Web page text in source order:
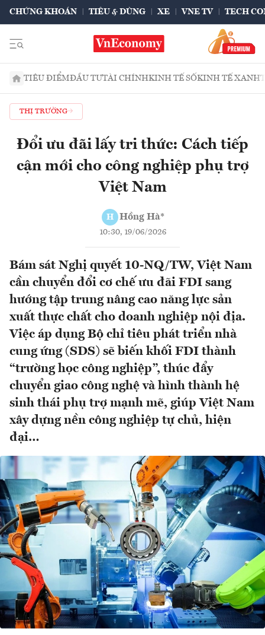
CHỨNG KHOÁN TIÊU & DÙNG XE VNE TV TECH
TIÊU ĐIỂMĐẦU TƯTÀI CHÍNHKINH TẾ SỐKINH TẾ XANH
THỊ TRƯỜNG
Đổi ưu đãi lấy tri thức: Cách tiếp
cận mới cho công nghiệp phụ trợ
Việt Nam
H Hồng Hà*
10:30, 19/06/2026
Bám sát Nghị quyết 10-NQ/TW, Việt Nam
cần chuyển đổi cơ chế ưu đãi FDI sang
hướng tập trung nâng cao năng lực sản
xuất thực chất cho doanh nghiệp nội địa.
Việc áp dụng Bộ chỉ tiêu phát triển nhà
cung ứng (SDS) sẽ biến khối FDI thành
“trường học công nghiệp”, thúc đẩy
chuyển giao công nghệ và hình thành hệ
sinh thái phụ trợ mạnh mẽ, giúp Việt Nam
xây dựng nền công nghiệp tự chủ, hiện
đại…